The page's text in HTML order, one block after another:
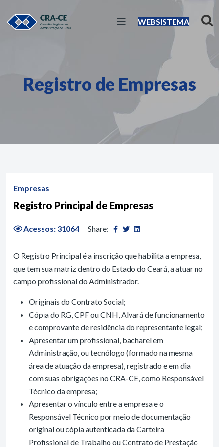
WEBSISTEMA
Registro de Empresas
Empresas
Registro Principal de Empresas
Acessos: 31064 Share:
O Registro Principal é a inscrição que habilita a empresa,
que tem sua matriz dentro do Estado do Ceará, a atuar no
campo profissional do Administrador.
Originais do Contrato Social;
Cópia do RG, CPF ou CNH, Alvará de funcionamento
e comprovante de residência do representante legal;
Apresentar um profissional, bacharel em
Administração, ou tecnólogo (formado na mesma
área de atuação da empresa), registrado e em dia
com suas obrigações no CRA-CE, como Responsável
Técnico da empresa;
Apresentar o vínculo entre a empresa e o
Responsável Técnico por meio de documentação
original ou cópia autenticada da Carteira
Profissional de Trabalho ou Contrato de Prestação